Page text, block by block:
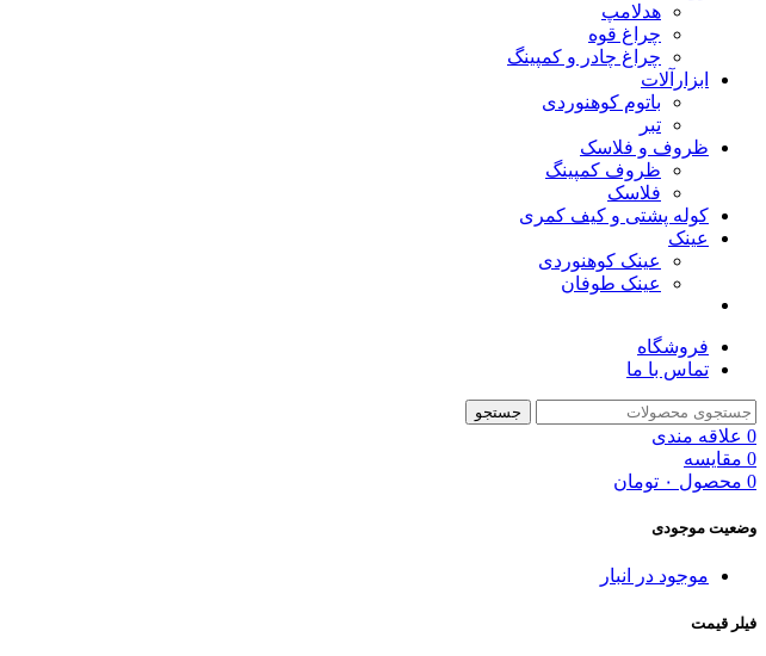
هدلامپ
چراغ قوه
چراغ چادر و کمپینگ
ابزارآلات
باتوم کوهنوردی
تبر
ظروف و فلاسک
ظروف کمپینگ
فلاسک
کوله پشتی و کیف کمری
عینک
عینک کوهنوردی
عینک طوفان
فروشگاه
تماس با ما
جستجو
0 علاقه مندی
0 مقایسه
0 محصول ۰ تومان
وضعیت موجودی
موجود در انبار
فیلر قیمت